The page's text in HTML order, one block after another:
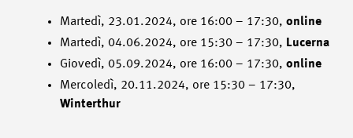
Martedì, 23.01.2024, ore 16:00 – 17:30, online
Martedì, 04.06.2024, ore 15:30 – 17:30, Lucerna
Giovedì, 05.09.2024, ore 16:00 – 17:30, online
Mercoledì, 20.11.2024, ore 15:30 – 17:30,
Winterthur